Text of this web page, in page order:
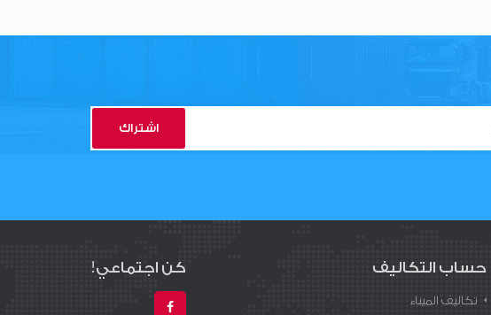
اشتراك
حساب التكاليف
تكاليف الميناء
كن اجتماعي!